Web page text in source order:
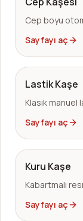
Cep boyu
Sayfayı aç
Lastik Kaşe
Klasik manuel
Sayfayı aç
Kuru Kaşe
Kabartmalı
Sayfayı aç